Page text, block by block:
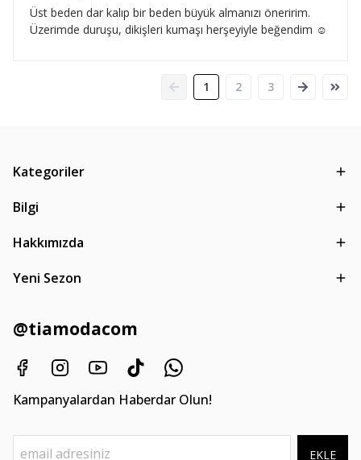
Üst beden dar kalıp bir beden büyük almanızı öneririm.
Üzerimde duruşu, dikişleri kumaşı herşeyiyle beğendim ☺️
1 2 3
Kategoriler
Bilgi
Hakkımızda
Yeni Sezon
@tiamodacom
Kampanyalardan Haberdar Olun!
EKLE